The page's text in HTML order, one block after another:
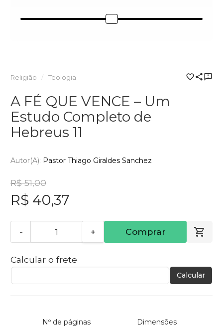
Religião Teologia
A FÉ QUE VENCE – Um
Estudo Completo de
Hebreus 11
Autor(a): Pastor Thiago Giraldes Sanchez
R$ 51,00
R$ 40,37
- + Comprar
Calcular o frete
Calcular
Nº de páginas Dimensões